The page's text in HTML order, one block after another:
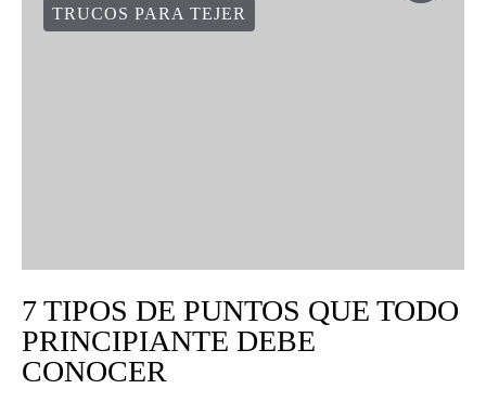
TRUCOS PARA TEJER
7 TIPOS DE PUNTOS QUE TODO
PRINCIPIANTE DEBE
CONOCER